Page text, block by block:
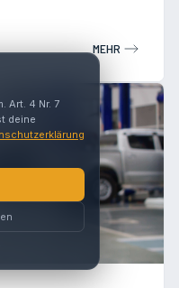
MEHR
Art. 4 Nr. 7
deine